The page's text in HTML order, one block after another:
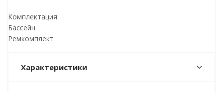
Комплектация:
Бассейн
Ремкомплект
Характеристики